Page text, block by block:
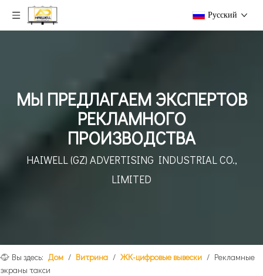
Pусский
МЫ ПРЕДЛАГАЕМ ЭКСПЕРТОВ
РЕКЛАМНОГО
ПРОИЗВОДСТВА
HAIWELL (GZ) ADVERTISING INDUSTRIAL CO.,
LIMITED
Вы здесь: Дом / Витрина / ЖК-цифровые вывески / Рекламные
экраны такси